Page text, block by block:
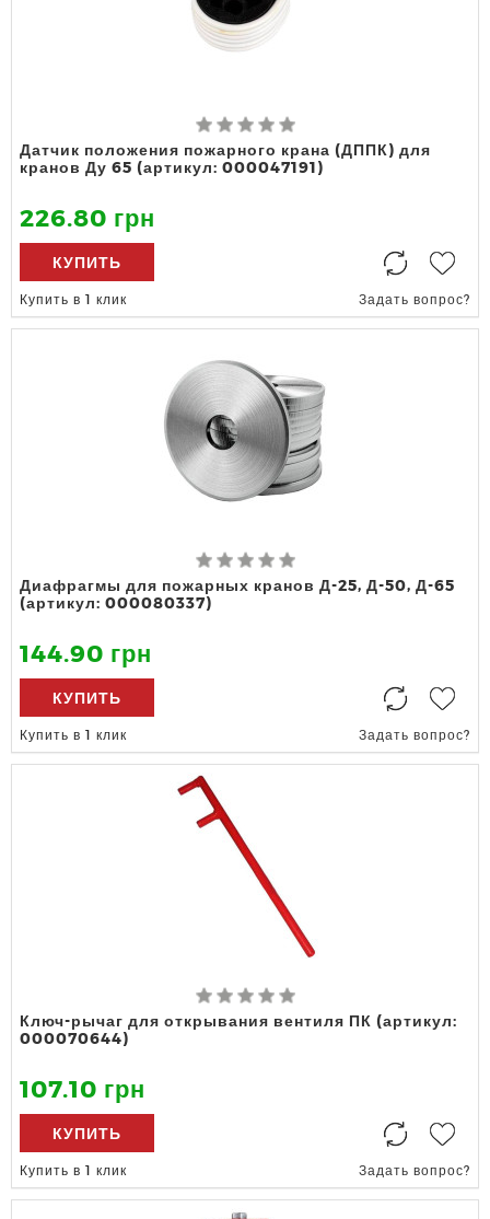
Датчик положения пожарного крана (ДППК) для
кранов Ду 65 (артикул: 000047191)
226.80 грн
КУПИТЬ
Купить в 1 клик Задать вопрос?
Диафрагмы для пожарных кранов Д-25, Д-50, Д-65
(артикул: 000080337)
144.90 грн
КУПИТЬ
Купить в 1 клик Задать вопрос?
Ключ-рычаг для открывания вентиля ПК (артикул:
000070644)
107.10 грн
КУПИТЬ
Купить в 1 клик Задать вопрос?